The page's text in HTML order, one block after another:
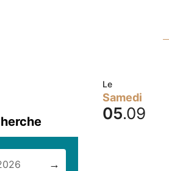
→
Le
Samedi
05.09